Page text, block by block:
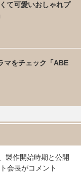
て可愛いおしゃれプ
マをチェック「ABE
製作開始時期と公開
会長がコメント